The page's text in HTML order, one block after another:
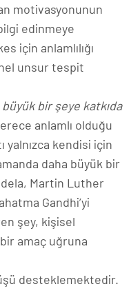
motivasyonunun
edinmeye
için anlamlılığı
unsur tespit
bir şeye katkıda
anlamlı olduğu
yalnızca kendisi için
daha büyük bir
Martin Luther
Gandhi’yi
şey, kişisel
amaç uğruna
desteklemektedir.